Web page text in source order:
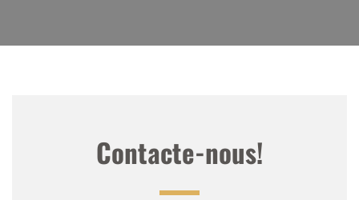
Contacte-nous!